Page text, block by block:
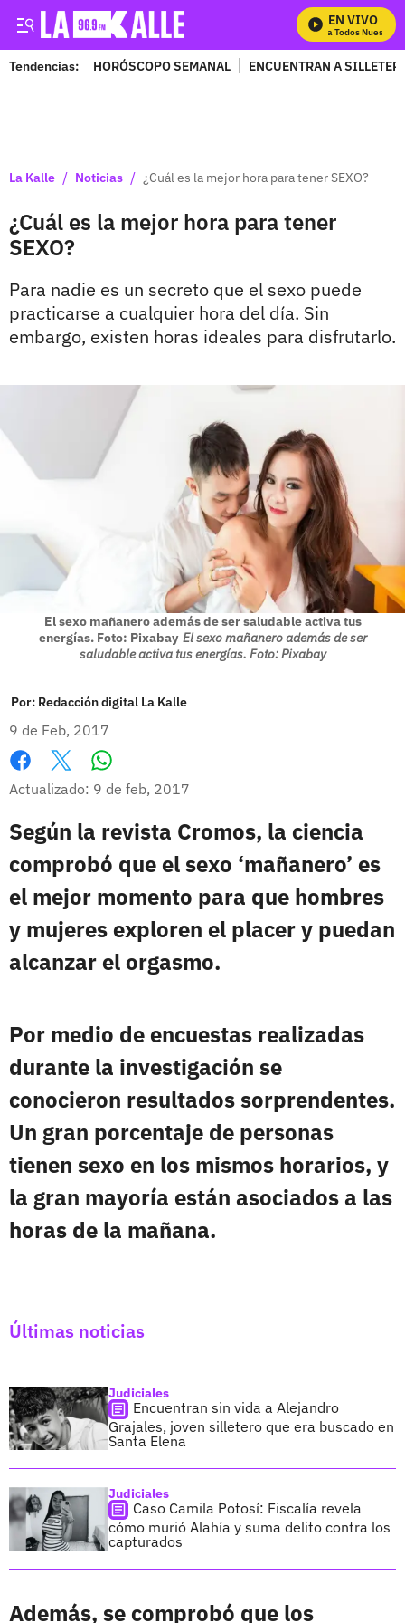
EN VIVO
Mira Todos Nuestros
Tendencias: HORÓSCOPO SEMANAL ENCUENTRAN A
La Kalle / Noticias / ¿Cuál es la mejor hora para tener SEXO?
¿Cuál es la mejor hora para tener
SEXO?
Para nadie es un secreto que el sexo puede
practicarse a cualquier hora del día. Sin
embargo, existen horas ideales para disfrutarlo.
El sexo mañanero además de ser saludable activa tus
energías. Foto: Pixabay El sexo mañanero además de ser
saludable activa tus energías. Foto: Pixabay
Por: Redacción digital La Kalle
9 de Feb, 2017
Facebook
X
Actualizado: 9 de feb, 2017
Según la revista Cromos, la ciencia
comprobó que el sexo ‘mañanero’ es
el mejor momento para que hombres
y mujeres exploren el placer y puedan
alcanzar el orgasmo.
Por medio deencuestas realizadas
durante la investigación se
conocieron resultados sorprendentes.
Un gran porcentaje de personas
tienen sexo en los mismos horarios, y
la gran mayoría están asociados a las
horas de la mañana.
Últimas noticias
Judiciales
Encuentran sin vida a Alejandro
Grajales, joven silletero que era buscado en
Santa Elena
Judiciales
Caso Camila Potosí: Fiscalía revela
cómo murió Alahía y suma delito contra los
capturados
Además, se comprobó que los